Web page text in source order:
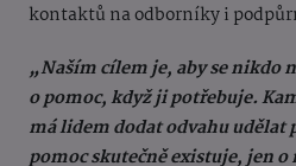
kontaktů na odborníky i
„Naším cílem je, aby se nikdo
o pomoc, když ji potřebuje.
má lidem dodat odvahu udělat
pomoc skutečně existuje, jen